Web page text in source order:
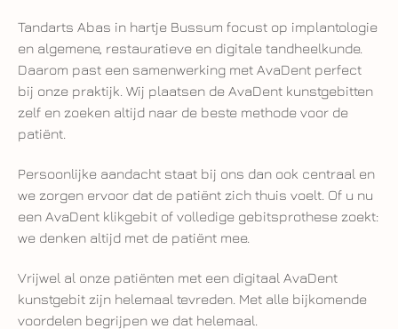
Tandarts Abas in hartje Bussum focust op implantologie
en algemene, restauratieve en digitale tandheelkunde.
Daarom past een samenwerking met AvaDent perfect
bij onze praktijk. Wij plaatsen de AvaDent kunstgebitten
zelf en zoeken altijd naar de beste methode voor de
patiënt.
Persoonlijke aandacht staat bij ons dan ook centraal en
we zorgen ervoor dat de patiënt zich thuis voelt. Of u nu
een AvaDent klikgebit of volledige gebitsprothese zoekt:
we denken altijd met de patiënt mee.
Vrijwel al onze patiënten met een digitaal AvaDent
kunstgebit zijn helemaal tevreden. Met alle bijkomende
voordelen begrijpen we dat helemaal.